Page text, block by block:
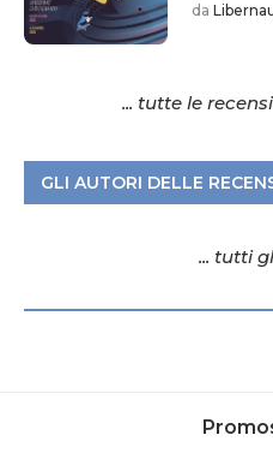
da
... tutte le
GLI AUTORI DELLE
... tutti